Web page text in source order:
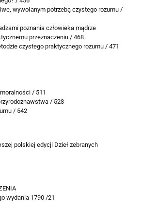
wywołanym potrzebą czystego rozumu /
poznania człowieka mądrze
przeznaczeniu / 468
czystego praktycznego rozumu / 471
/ 511
/ 523
/ 542
polskiej edycji Dzieł zebranych
wydania 1790 /21